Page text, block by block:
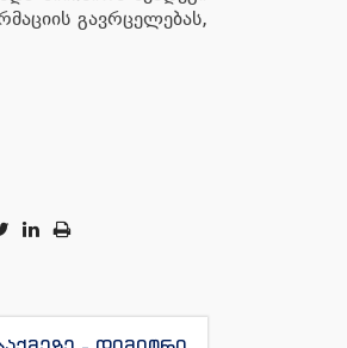
გავრცელებას,